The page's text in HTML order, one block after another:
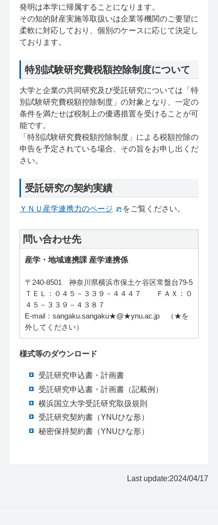
発明は本学に帰属することになります。
その知的財産実施等取扱いは企業等機関のご要望に
柔軟に対応しており、個別のケースに応じて決定し
ております。
特別試験研究費税額控除制度について
大学と企業の共同研究及び受託研究については「特
別試験研究費税額控除制度」の対象となり、一定の
条件を満たせば税制上の優遇措置を受けることが可
能です。
「特別試験研究費税額控除制度」による税額控除の
申告を予定されている場合、その旨をお申し出くだ
さい。
受託研究の契約実績
ＹＮＵ産学連携力のページ をご覧ください。
問い合わせ先
産学・地域連携課 産学連携係
〒240-8501 神奈川県横浜市保土ケ谷区常盤台79-5
ＴＥＬ：０４５－３３９－４４４７ ＦＡＸ：０
４５－３３９－４３８７
E‐mail：sangaku.sangaku★@★ynu.ac.jp （★を
外してください）
様式等のダウンロード
受託研究申込書・計画書
受託研究申込書・計画書（記載例）
横浜国立大学受託研究取扱規則
受託研究契約書（YNUひな形）
秘密保持契約書（YNUひな形）
Last update:2024/04/17